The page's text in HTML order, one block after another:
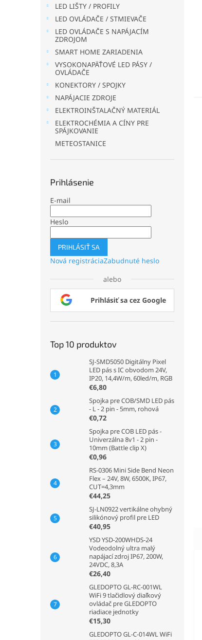
LED LIŠTY / PROFILY
LED OVLÁDAČE / STMIEVAČE
LED OVLÁDAČE S NAPÁJACÍM
ZDROJOM
SMART HOME ZARIADENIA
VYSOKONAPÄŤOVÉ LED PÁSY /
OVLÁDAČE
KONEKTORY / SPOJKY
NAPÁJACIE ZDROJE
ELEKTROINŠTALAČNÝ MATERIÁL
ELEKTROCHÉMIA A CÍNY PRE
SPÁJKOVANIE
METEOSTANICE
Prihlásenie
E-mail
Heslo
PRIHLÁSIŤ SA
Nová registráciaZabudnuté heslo
alebo
Prihlásiť sa cez Google
Top 10 produktov
SJ-SMD5050 Digitálny Pixel
LED pás s IC obvodom 24V,
IP20, 14,4W/m, 60led/m, RGB
€6,80
Spojka pre COB/SMD LED pás
- L - 2 pin - 5mm, rohová
€0,72
Spojka pre COB LED pás -
Univerzálna 8v1 - 2 pin -
10mm (Battle clip X)
€0,96
RS-0306 Mini Side Bend Neon
Flex – 24V, 8W, 6500K, IP67,
CUT=4,3mm
€44,25
SJ-LN0922 vertikálne ohybný
silikónový profil pre LED
€40,95
YSD YSD-200WHDS-24
Vodeodolný ultra malý
napájací zdroj IP67, 200W,
24VDC, 8,3A
€26,40
GLEDOPTO GL-RC-001WL
WiFi 9 tlačidlový diaľkový
ovládač pre GLEDOPTO
riadiace jednotky
€15,30
GLEDOPTO GL-C-014WL WiFi